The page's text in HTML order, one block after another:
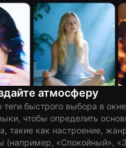
атмосферу
теги быстрого выбора в
чтобы определить
такие как настроение,
(например, «Спокойный»,